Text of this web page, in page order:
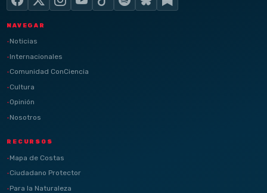
NAVEGAR
Noticias
Internacionales
Comunidad ConCiencia
Cultura
Opinión
Nosotros
RECURSOS
Mapa de Costas
Ciudadano Protector
Para la Naturaleza